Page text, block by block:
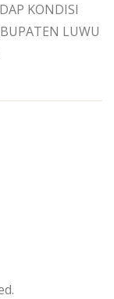
KONDISI
LUWU